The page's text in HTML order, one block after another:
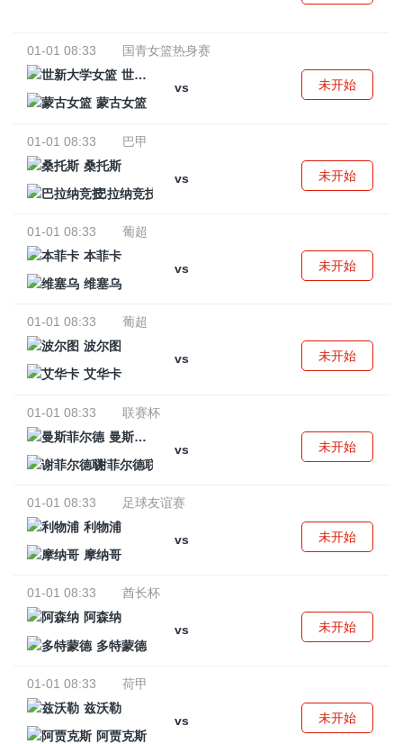
01-01 08:33
国青女篮热身赛
世新大学女篮
vs
蒙古女篮
未开始
01-01 08:33
巴甲
桑托斯
vs
巴拉纳竞技
未开始
01-01 08:33
葡超
本菲卡
vs
维塞乌
未开始
01-01 08:33
葡超
波尔图
vs
艾华卡
未开始
01-01 08:33
联赛杯
曼斯菲尔德
vs
谢菲尔德联
未开始
01-01 08:33
足球友谊赛
利物浦
vs
摩纳哥
未开始
01-01 08:33
酋长杯
阿森纳
vs
多特蒙德
未开始
01-01 08:33
荷甲
兹沃勒
vs
阿贾克斯
未开始